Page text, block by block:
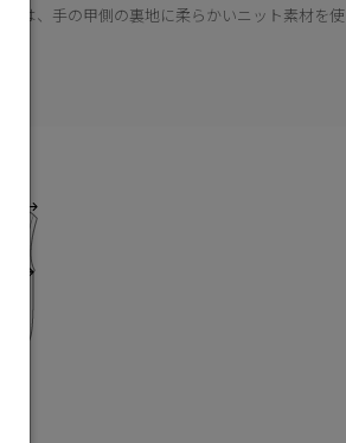
は、手の甲側の裏地に柔らかいニット素材を使